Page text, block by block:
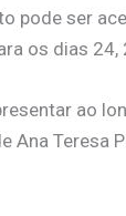
pode ser
os dias 24,
ao
Ana Teresa